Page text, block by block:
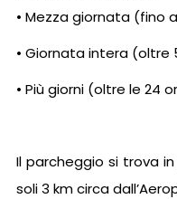
• Mezza giornata (fino
• Giornata intera (oltre
• Più giorni (oltre le 24
Il parcheggio si trova
soli 3 km circa